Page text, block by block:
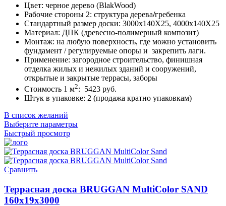
Цвет: черное дерево (BlakWood)
Рабочие стороны 2: структура дерева/гребенка
Стандартный размер доски: 3000x140X25, 4000x140X25
Материал: ДПК (древесно-полимерный композит)
Монтаж: на любую поверхность, где можно установить
фундамент / регулируемые опоры и закрепить лаги.
Применение: загородное строительство, финишная
отделка жилых и нежилых зданий и сооружений,
открытые и закрытые террасы, заборы
Стоимость 1 м2: 5423 руб.
Штук в упаковке: 2 (продажа кратно упаковкам)
В список желаний
Выберите параметры
Быстрый просмотр
Сравнить
Террасная доска BRUGGAN MultiColor SAND
160x19x3000